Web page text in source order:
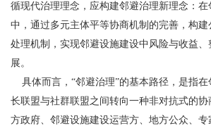
循现代治理理念，应构建邻避治理新理念：
中，通过多元主体平等协商机制的完善，构
处理机制，实现邻避设施建设中风险与收益
展。
具体而言，“邻避治理”的基本路径，是指在
长联盟与社群联盟之间转向一种非对抗式的
方政府、邻避设施建设运营方、地方公众、